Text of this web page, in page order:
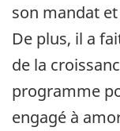
son mandat
De plus, il a
de la
programme
engagé à